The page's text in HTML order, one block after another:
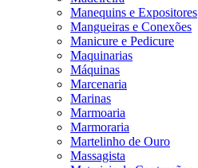
Manequins e Expositores
Mangueiras e Conexões
Manicure e Pedicure
Maquinarias
Máquinas
Marcenaria
Marinas
Marmoaria
Marmoraria
Martelinho de Ouro
Massagista